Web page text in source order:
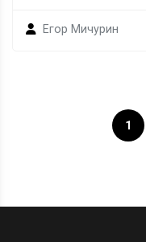
Егор Мичурин
1